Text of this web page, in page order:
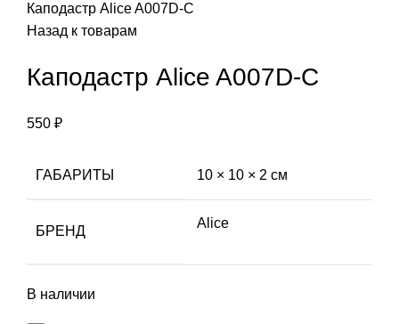
Каподастр Alice A007D-C
Назад к товарам
Каподастр Alice A007D-C
550 ₽
ГАБАРИТЫ 10 × 10 × 2 см
БРЕНД
Alice
В наличии